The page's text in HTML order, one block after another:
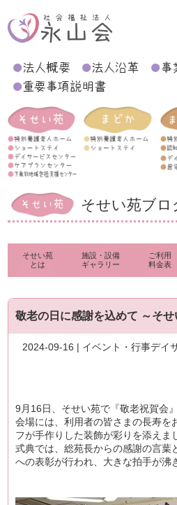
そせい苑ブロ
そせい苑
とは
施設・設備
ギャラリー
ご利用
料金表
敬老の日に感謝を込めて ～そ
2024-09-16 | イベント・行事デイ
9月16日、そせい苑で『敬老祝賀会
会場には、利用者の皆さまの長寿を
フが手作りした装飾が彩りを添えま
式典では、総苑長からの感謝の言葉
への表彰が行われ、大きな拍手が沸